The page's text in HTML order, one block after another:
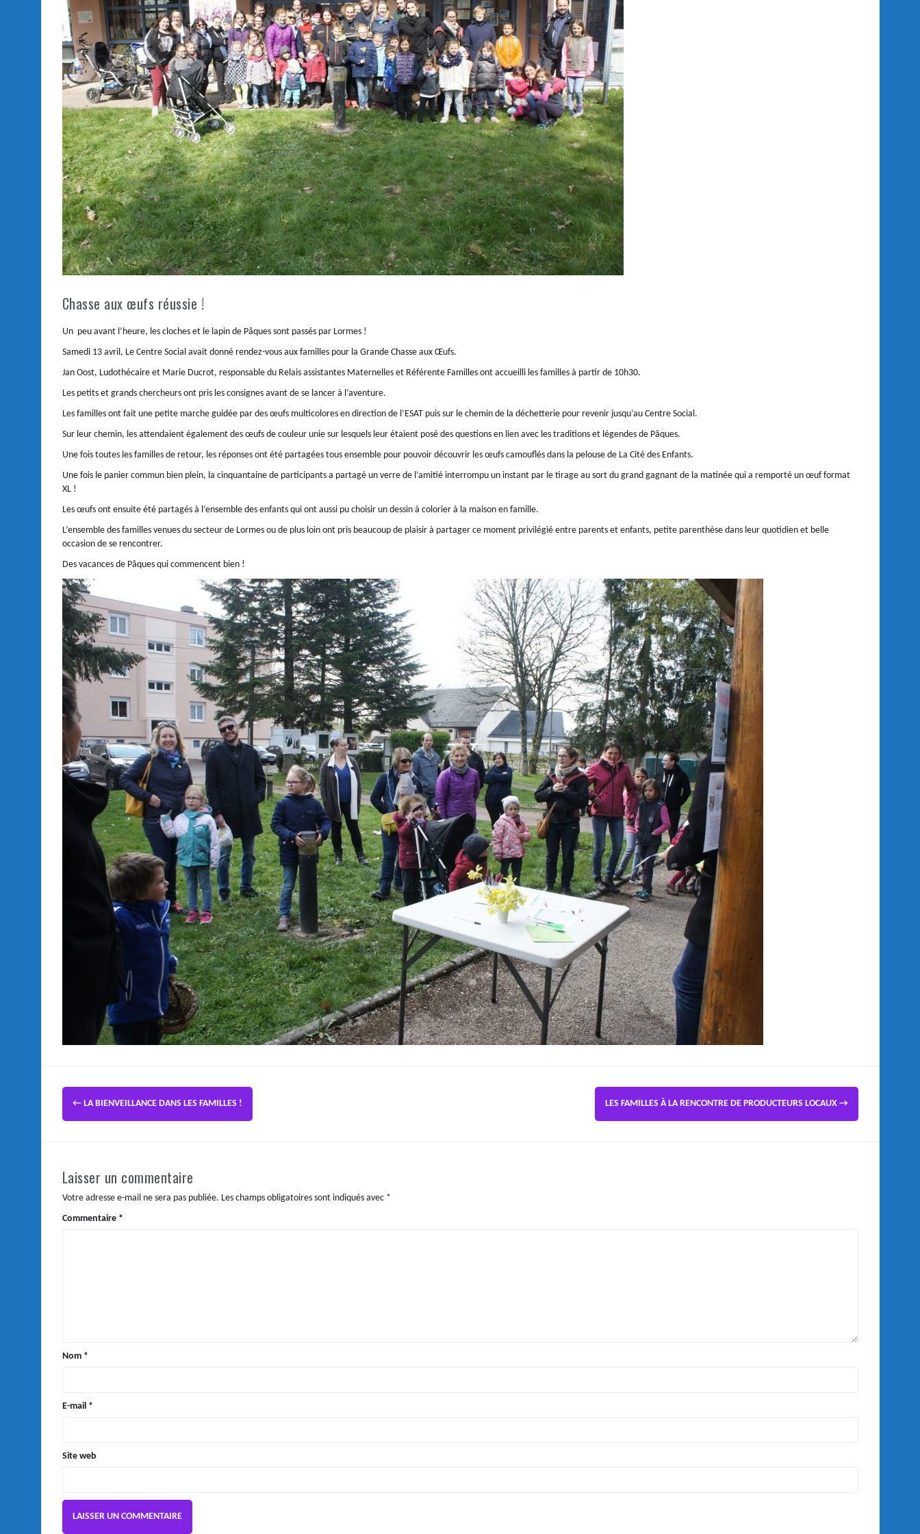
Chasse aux œufs réussie !
Un peu avant l’heure, les cloches et le lapin de Pâques sont passés par Lormes !
Samedi 13 avril, Le Centre Social avait donné rendez-vous aux familles pour la Grande Chasse aux Œufs.
Jan Oost, Ludothécaire et Marie Ducrot, responsable du Relais assistantes Maternelles et Référente Familles ont accueilli les familles à partir de 10h30.
Les petits et grands chercheurs ont pris les consignes avant de se lancer à l’aventure.
Les familles ont fait une petite marche guidée par des œufs multicolores en direction de l’ESAT puis sur le chemin de la déchetterie pour revenir jusqu’au Centre Social.
Sur leur chemin, les attendaient également des œufs de couleur unie sur lesquels leur étaient posé des questions en lien avec les traditions et légendes de Pâques.
Une fois toutes les familles de retour, les réponses ont été partagées tous ensemble pour pouvoir découvrir les œufs camouflés dans la pelouse de La Cité des Enfants.
Une fois le panier commun bien plein, la cinquantaine de participants a partagé un verre de l’amitié interrompu un instant par le tirage au sort du grand gagnant de la matinée qui a remporté un œuf format
XL !
Les œufs ont ensuite été partagés à l’ensemble des enfants qui ont aussi pu choisir un dessin à colorier à la maison en famille.
L’ensemble des familles venues du secteur de Lormes ou de plus loin ont pris beaucoup de plaisir à partager ce moment privilégié entre parents et enfants, petite parenthèse dans leur quotidien et belle
occasion de se rencontrer.
Des vacances de Pâques qui commencent bien !
←LA BIENVEILLANCE DANS LES FAMILLES ! LES FAMILLES À LA RENCONTRE DE PRODUCTEURS LOCAUX →
Laisser un commentaire
Votre adresse e-mail ne sera pas publiée. Les champs obligatoires sont indiqués avec *
Commentaire *
Nom *
E-mail *
Site web